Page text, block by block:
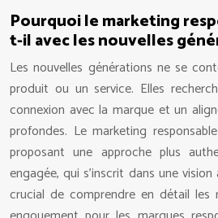
Pourquoi le marketing
t-il avec les nouvelles
Les nouvelles générations ne se
produit ou un service. Elles
connexion avec la marque et un
profondes. Le marketing
proposant une approche plus
engagée, qui s’inscrit dans une
crucial de comprendre en détail